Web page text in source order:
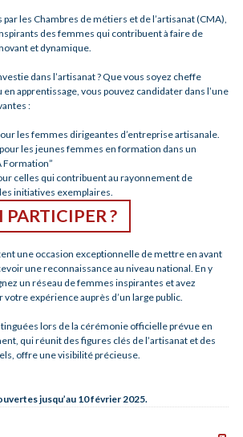
les Chambres de métiers et de l’artisanat (CMA),
des femmes qui contribuent à faire de
et dynamique.
dans l’artisanat ? Que vous soyez cheffe
en apprentissage, vous pouvez candidater dans l’une
:
les femmes dirigeantes d’entreprise artisanale.
les jeunes femmes en formation dans un
Formation”
celles qui contribuent au rayonnement de
initiatives exemplaires.
PARTICIPER ?
une occasion exceptionnelle de mettre en avant
une reconnaissance au niveau national. En y
un réseau de femmes inspirantes et avez
votre expérience auprès d’un large public.
lors de la cérémonie officielle prévue en
qui réunit des figures clés de l’artisanat et des
offre une visibilité précieuse.
jusqu’au 10 février 2025.